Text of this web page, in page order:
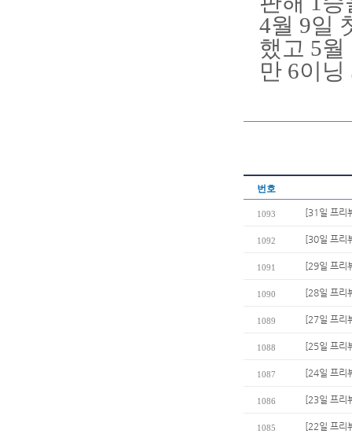
4월 9일
했고 5
만 6이
번호
1093 [31일 프리
1092 [30일 프리
1091 [29일 프리
1090 [28일 프리
1089 [27일 프리
1088 [25일 프리
1087 [24일 프리
1086 [23일 프리
1085 [22일 프리